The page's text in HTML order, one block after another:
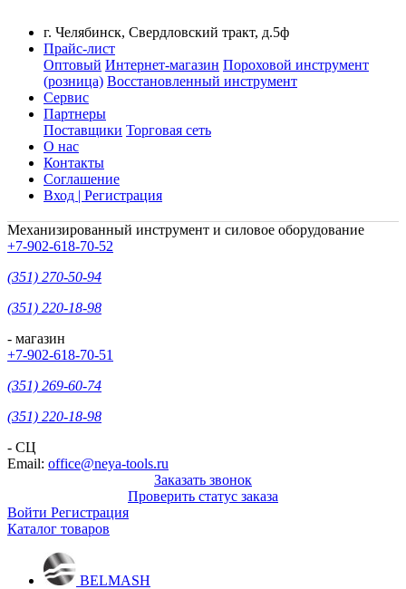
г. Челябинск, Свердловский тракт, д.5ф
Прайс-лист
Оптовый Интернет-магазин Пороховой инструмент
(розница) Восстановленный инструмент
Сервис
Партнеры
Поставщики Торговая сеть
О нас
Контакты
Соглашение
Вход | Регистрация
Механизированный инструмент и силовое оборудование
+7-902-618-70-52
(351) 270-50-94
(351) 220-18-98
- магазин
+7-902-618-70-51
(351) 269-60-74
(351) 220-18-98
- СЦ
Email: office@neya-tools.ru
Заказать звонок
Проверить статус заказа
Войти Регистрация
Каталог товаров
BELMASH